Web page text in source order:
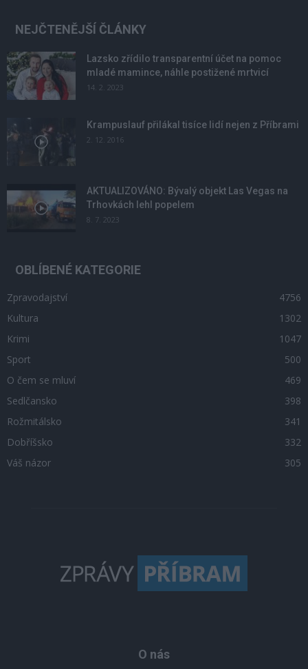
NEJČTENĚJŠÍ ČLÁNKY
Lazsko zřídilo transparentní účet na pomoc
mladé mamince, náhle postižené mrtvicí
14. 2. 2023
Krampuslauf přilákal tisíce lidí nejen z Příbrami
2. 12. 2016
AKTUALIZOVÁNO: Bývalý objekt Las Vegas na
Trhovkách lehl popelem
8. 7. 2023
OBLÍBENÉ KATEGORIE
Zpravodajství
4756
Kultura
1302
Krimi
1047
Sport
500
O čem se mluví
469
Sedlčansko
398
Rožmitálsko
341
Dobříšsko
332
Váš názor
305
O nás